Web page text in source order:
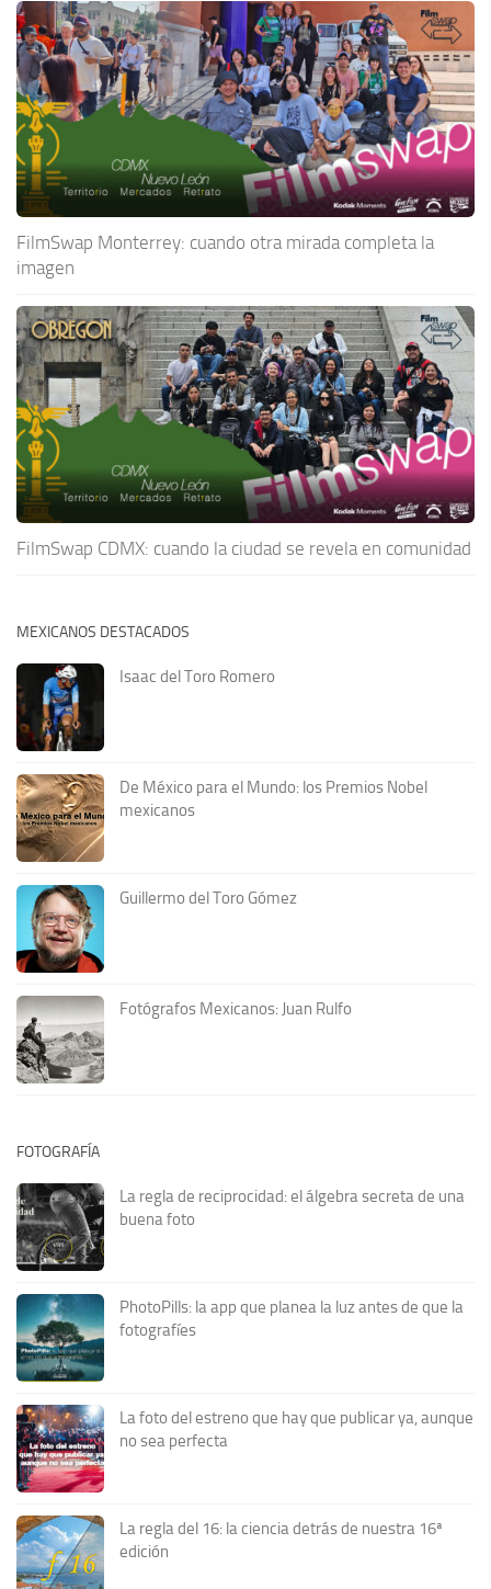
FilmSwap Monterrey: cuando otra mirada completa la
imagen
FilmSwap CDMX: cuando la ciudad se revela en comunidad
MEXICANOS DESTACADOS
Isaac del Toro Romero
De México para el Mundo: los Premios Nobel
mexicanos
Guillermo del Toro Gómez
Fotógrafos Mexicanos: Juan Rulfo
FOTOGRAFÍA
La regla de reciprocidad: el álgebra secreta de una
buena foto
PhotoPills: la app que planea la luz antes de que la
fotografíes
La foto del estreno que hay que publicar ya, aunque
no sea perfecta
La regla del 16: la ciencia detrás de nuestra 16ª
edición